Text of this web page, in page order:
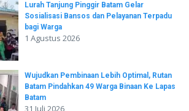
Lurah Tanjung Pinggir Batam Gelar
Sosialisasi Bansos dan Pelayanan Terpadu
bagi Warga
1 Agustus 2026
Wujudkan Pembinaan Lebih Optimal, Rutan
Batam Pindahkan 49 Warga Binaan Ke Lapas
Batam
31 Juli 2026